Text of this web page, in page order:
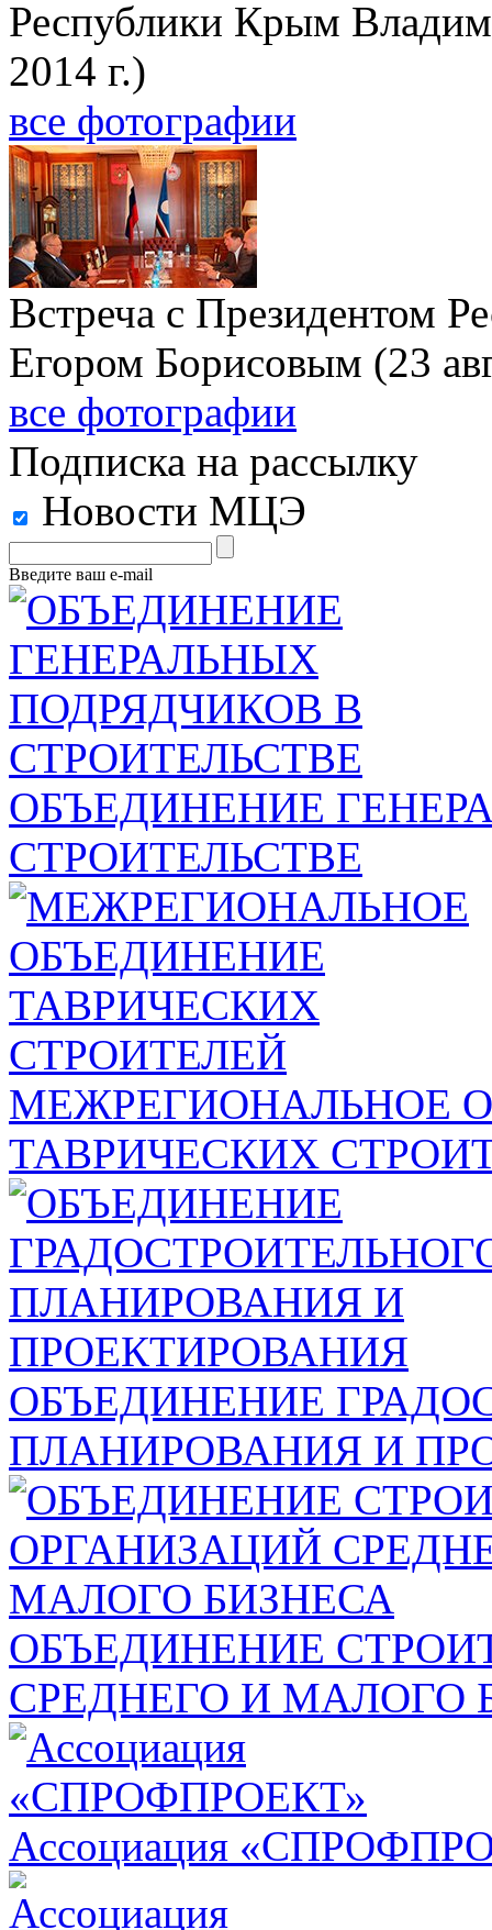
Республики Крым
2014 г.)
все фотографии
Встреча с Президентом
Егором Борисовым (23
все фотографии
Подписка на рассылку
Новости МЦЭ
Введите ваш e-mail
ОБЪЕДИНЕНИЕ
СТРОИТЕЛЬСТВЕ
МЕЖРЕГИОНАЛЬНОЕ
ТАВРИЧЕСКИХ
ОБЪЕДИНЕНИЕ
ПЛАНИРОВАНИЯ И
ОБЪЕДИНЕНИЕ
СРЕДНЕГО И МАЛОГО
Ассоциация